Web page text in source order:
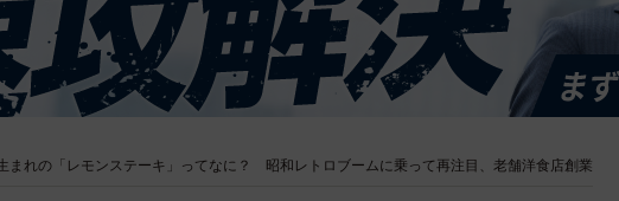
まれの「レモンステーキ」ってなに？ 昭和レトロブームに乗って再注目、老舗洋食店創業